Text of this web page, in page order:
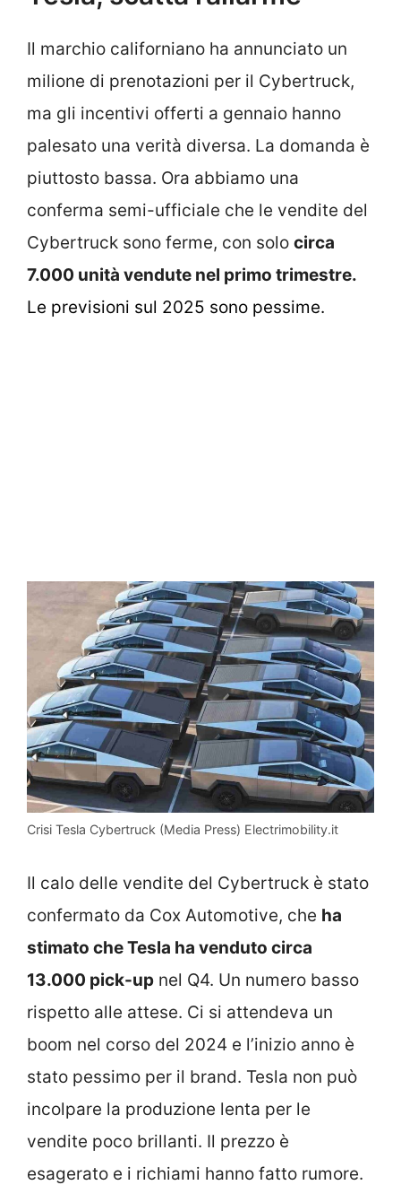
Il marchio californiano ha annunciato un
milione di prenotazioni per il Cybertruck,
ma gli incentivi offerti a gennaio hanno
palesato una verità diversa. La domanda è
piuttosto bassa. Ora abbiamo una
conferma semi-ufficiale che le vendite del
Cybertruck sono ferme, con solo circa
7.000 unità vendute nel primo trimestre.
Le previsioni sul 2025 sono pessime.
Crisi Tesla Cybertruck (Media Press) Electrimobility.it
Il calo delle vendite del Cybertruck è stato
confermato da Cox Automotive, che ha
stimato che Tesla ha venduto circa
13.000 pick-up nel Q4. Un numero basso
rispetto alle attese. Ci si attendeva un
boom nel corso del 2024 e l’inizio anno è
stato pessimo per il brand. Tesla non può
incolpare la produzione lenta per le
vendite poco brillanti. Il prezzo è
esagerato e i richiami hanno fatto rumore.